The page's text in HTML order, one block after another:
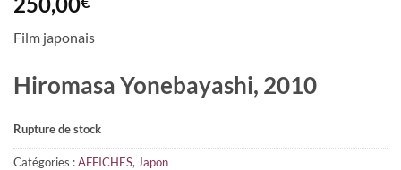
Film japonais
Hiromasa Yonebayashi, 2010
Rupture de stock
Catégories :AFFICHES, Japon